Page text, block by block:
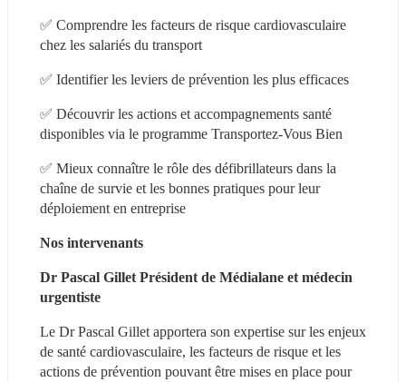
✅ Comprendre les facteurs de risque cardiovasculaire
chez les salariés du transport
✅ Identifier les leviers de prévention les plus efficaces
✅ Découvrir les actions et accompagnements santé
disponibles via le programme Transportez-Vous Bien
✅ Mieux connaître le rôle des défibrillateurs dans la
chaîne de survie et les bonnes pratiques pour leur
déploiement en entreprise
Nos intervenants
Dr Pascal Gillet Président de Médialane et médecin
urgentiste
Le Dr Pascal Gillet apportera son expertise sur les enjeux
de santé cardiovasculaire, les facteurs de risque et les
actions de prévention pouvant être mises en place pour